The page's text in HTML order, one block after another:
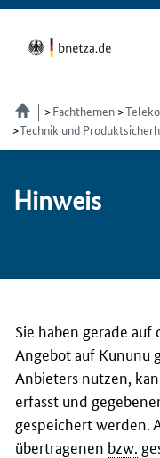
Fachthemen
Technik und
Hin­weis
Sie haben gerade
Angebot auf Kununu
Anbieters nutzen,
erfasst und
gespeichert werden.
übertragenen bzw.